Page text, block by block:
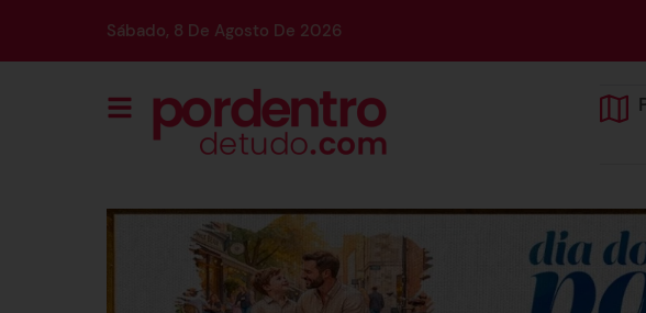
Sábado, 8 De Agosto De 2026